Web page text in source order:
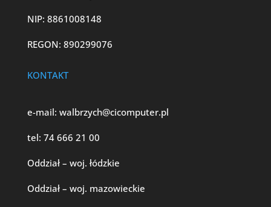
NIP: 8861008148
REGON: 890299076
KONTAKT
e-mail: walbrzych@cicomputer.pl
tel: 74 666 21 00
Oddział – woj. łódzkie
Oddział – woj. mazowieckie